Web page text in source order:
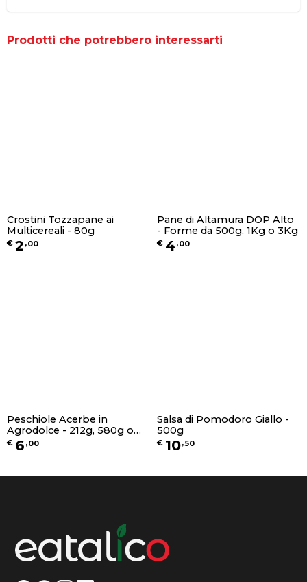
Prodotti che potrebbero interessarti
Crostini Tozzapane ai
Multicereali - 80g
€ 2 ,00
Pane di Altamura DOP Alto
- Forme da 500g, 1Kg o 3Kg
€ 4,00
Peschiole Acerbe in
Agrodolce - 212g, 580g o
1,7Kg
€ 6 ,00
Salsa di Pomodoro Giallo -
500g
€ 10,50